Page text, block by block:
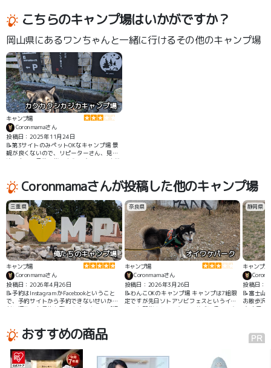
こちらのキャンプ場はいかがですか？
岡山県にあるワンちゃんと一緒に行けるその他のキャンプ場
カクカクシカジカキャンプ場
キャンプ場
Coronmamaさん
投稿日：2025年11月24日
📝第3サイトのみペットOKなキャンプ場 景
観が良くないので、リピーターさん、見学
済の人のみ予約可能のようです コンテナが
のがいいところです。 今回はイベントキャ
ンプに犬連れで参加しました
Coronmamaさんが投稿した他のキャンプ場
三重県
俺たちのキャンプ場
キャンプ場
Coronmamaさん
投稿日：2026年4月26日
📝予約はInstagramかFacebookということ
で、予約サイトから予約できないせいか、
割と連休でも予約を取りやすいキャンプ場
敷いてくれているのでテントもドロドロに
ならずありがたいです
奈良県
オイワケパーク
キャンプ場
Coronmamaさん
投稿日：2026年3月26日
📝わんこOKのキャンプ場 キャンプは7組限
定ですが先日ソトアソビフェスというイベ
ントを開催されていたので遊びに行ってき
静岡県
キャンプ場
投稿日：
📝富士山
お散歩沢
す お風
おすすめの商品